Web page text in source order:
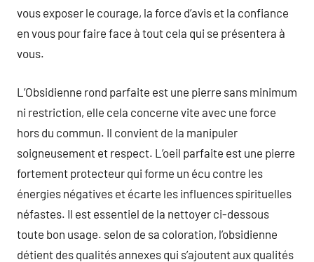
vous exposer le courage, la force d’avis et la confiance
en vous pour faire face à tout cela qui se présentera à
vous.
L’Obsidienne rond parfaite est une pierre sans minimum
ni restriction, elle cela concerne vite avec une force
hors du commun. Il convient de la manipuler
soigneusement et respect. L’oeil parfaite est une pierre
fortement protecteur qui forme un écu contre les
énergies négatives et écarte les influences spirituelles
néfastes. Il est essentiel de la nettoyer ci-dessous
toute bon usage. selon de sa coloration, l’obsidienne
détient des qualités annexes qui s’ajoutent aux qualités